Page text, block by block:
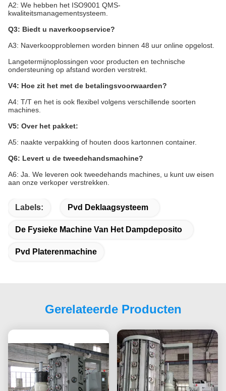
A2: We hebben het ISO9001 QMS-
kwaliteitsmanagementsysteem.
Q3: Biedt u naverkoopservice?
A3: Naverkoopproblemen worden binnen 48 uur online opgelost.
Langetermijnoplossingen voor producten en technische
ondersteuning op afstand worden verstrekt.
V4: Hoe zit het met de betalingsvoorwaarden?
A4: T/T en het is ook flexibel volgens verschillende soorten
machines.
V5: Over het pakket:
A5: naakte verpakking of houten doos kartonnen container.
Q6: Levert u de tweedehandsmachine?
A6: Ja. We leveren ook tweedehands machines, u kunt uw eisen
aan onze verkoper verstrekken.
Labels: Pvd Deklaagsysteem
De Fysieke Machine Van Het Dampdeposito
Pvd Platerenmachine
Gerelateerde Producten